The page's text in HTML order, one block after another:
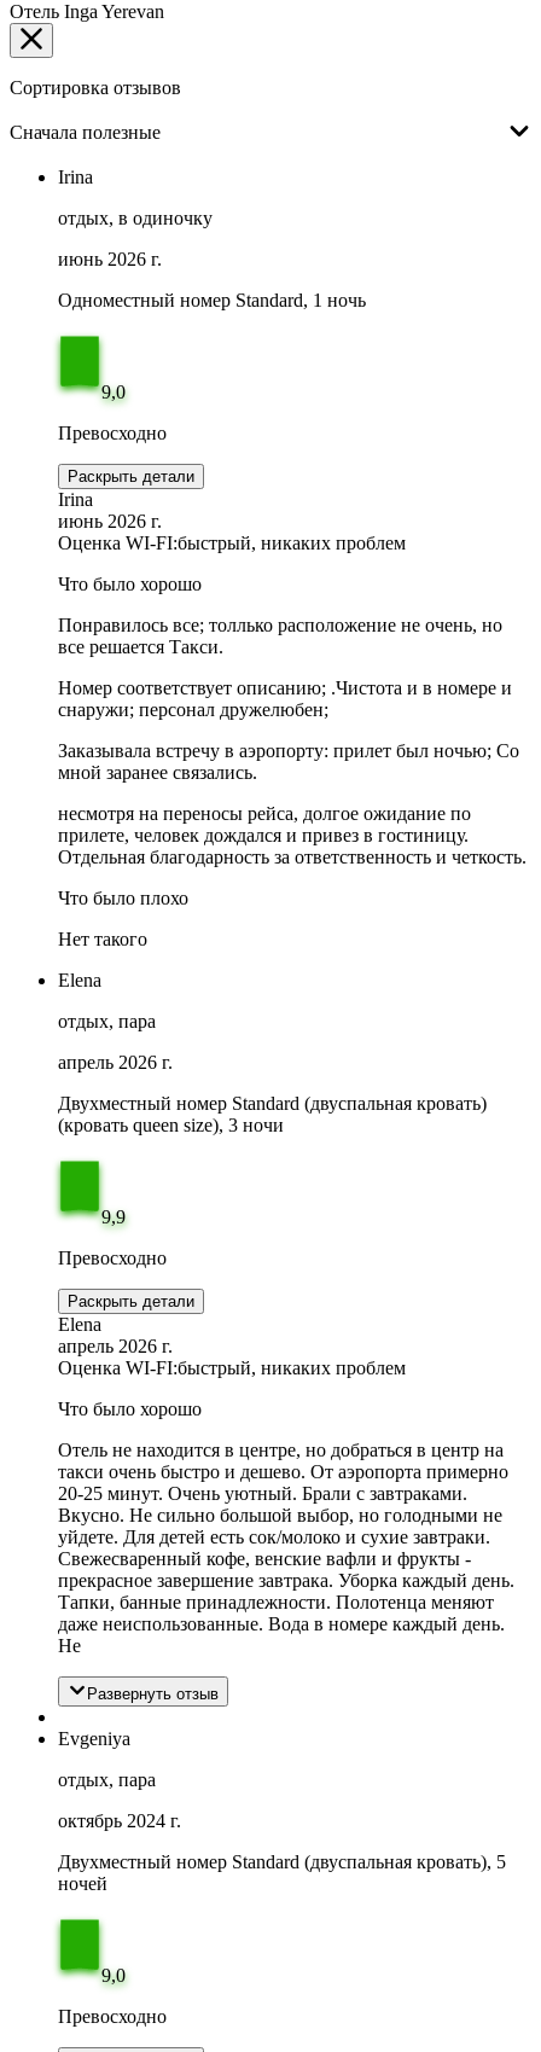
Отель Inga Yerevan
Сортировка отзывов
Сначала полезные
Irina
отдых, в одиночку
июнь 2026 г.
Одноместный номер Standard, 1 ночь
9,0
Превосходно
Раскрыть детали
Irina
июнь 2026 г.
Оценка WI-FI:быстрый, никаких проблем
Что было хорошо
Понравилось все; толлько расположение не очень, но
все решается Такси.
Номер соответствует описанию; .Чистота и в номере и
снаружи; персонал дружелюбен;
Заказывала встречу в аэропорту: прилет был ночью; Со
мной заранее связались.
несмотря на переносы рейса, долгое ожидание по
прилете, человек дождался и привез в гостиницу.
Отдельная благодарность за ответственность и четкость.
Что было плохо
Нет такого
Elena
отдых, пара
апрель 2026 г.
Двухместный номер Standard (двуспальная кровать)
(кровать queen size), 3 ночи
9,9
Превосходно
Раскрыть детали
Elena
апрель 2026 г.
Оценка WI-FI:быстрый, никаких проблем
Что было хорошо
Отель не находится в центре, но добраться в центр на
такси очень быстро и дешево. От аэропорта примерно
20-25 минут. Очень уютный. Брали с завтраками.
Вкусно. Не сильно большой выбор, но голодными не
уйдете. Для детей есть сок/молоко и сухие завтраки.
Свежесваренный кофе, венские вафли и фрукты -
прекрасное завершение завтрака. Уборка каждый день.
Тапки, банные принадлежности. Полотенца меняют
даже неиспользованные. Вода в номере каждый день.
Не
Развернуть отзыв
Evgeniya
отдых, пара
октябрь 2024 г.
Двухместный номер Standard (двуспальная кровать), 5
ночей
9,0
Превосходно